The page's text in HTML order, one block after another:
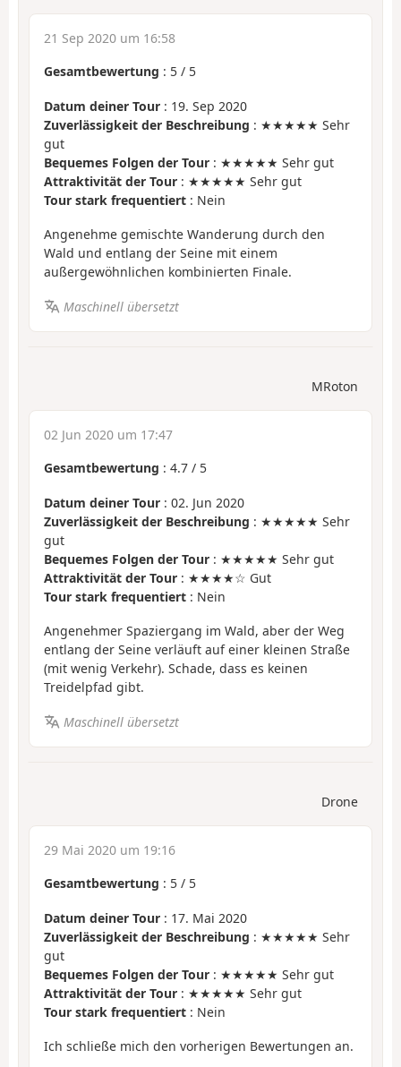
21 Sep 2020 um 16:58
Gesamtbewertung : 5 / 5
Datum deiner Tour : 19. Sep 2020
Zuverlässigkeit der Beschreibung : ★★★★★ Sehr
gut
Bequemes Folgen der Tour : ★★★★★ Sehr gut
Attraktivität der Tour : ★★★★★ Sehr gut
Tour stark frequentiert : Nein
Angenehme gemischte Wanderung durch den
Wald und entlang der Seine mit einem
außergewöhnlichen kombinierten Finale.
Maschinell übersetzt
MRoton
02 Jun 2020 um 17:47
Gesamtbewertung : 4.7 / 5
Datum deiner Tour : 02. Jun 2020
Zuverlässigkeit der Beschreibung : ★★★★★ Sehr
gut
Bequemes Folgen der Tour : ★★★★★ Sehr gut
Attraktivität der Tour : ★★★★☆ Gut
Tour stark frequentiert : Nein
Angenehmer Spaziergang im Wald, aber der Weg
entlang der Seine verläuft auf einer kleinen Straße
(mit wenig Verkehr). Schade, dass es keinen
Treidelpfad gibt.
Maschinell übersetzt
Drone
29 Mai 2020 um 19:16
Gesamtbewertung : 5 / 5
Datum deiner Tour : 17. Mai 2020
Zuverlässigkeit der Beschreibung : ★★★★★ Sehr
gut
Bequemes Folgen der Tour : ★★★★★ Sehr gut
Attraktivität der Tour : ★★★★★ Sehr gut
Tour stark frequentiert : Nein
Ich schließe mich den vorherigen Bewertungen an.